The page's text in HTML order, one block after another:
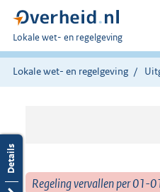
U
bent
hier:
Lokale wet- en regelgeving
Lokale wet- en regelgeving
Regeling vervallen per 01-